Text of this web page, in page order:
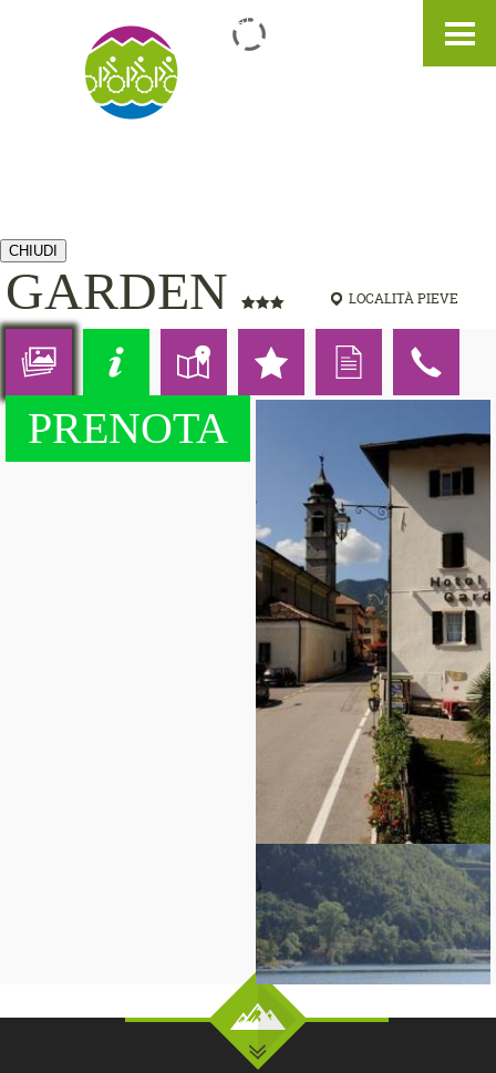
EN
CHIUDI
GARDEN LOCALITÀ PIEVE
PRENOTA